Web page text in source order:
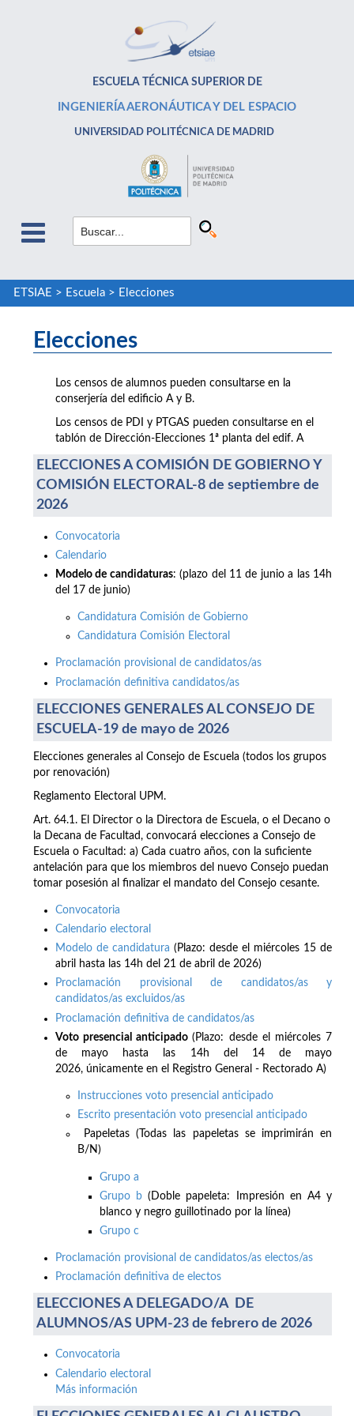
ESCUELA TÉCNICA SUPERIOR DE
INGENIERÍA AERONÁUTICA Y DEL ESPACIO
UNIVERSIDAD POLITÉCNICA DE MADRID
ETSIAE > Escuela> Elecciones
Elecciones
Los censos de alumnos pueden consultarse en la
conserjería del edificio A y B.
Los censos de PDI y PTGAS pueden consultarse en el
tablón de Dirección-Elecciones 1ª planta del edif. A
ELECCIONES A COMISIÓN DE GOBIERNO Y
COMISIÓN ELECTORAL-8 de septiembre de
2026
Convocatoria
Calendario
Modelo de candidaturas: (plazo del 11 de junio a las 14h
del 17 de junio)
Candidatura Comisión de Gobierno
Candidatura Comisión Electoral
Proclamación provisional de candidatos/as
Proclamación definitiva candidatos/as
ELECCIONES GENERALES AL CONSEJO DE
ESCUELA-19 de mayo de 2026
Elecciones generales al Consejo de Escuela (todos los grupos
por renovación)
Reglamento Electoral UPM.
Art. 64.1. El Director o la Directora de Escuela, o el Decano o
la Decana de Facultad, convocará elecciones a Consejo de
Escuela o Facultad: a) Cada cuatro años, con la suficiente
antelación para que los miembros del nuevo Consejo puedan
tomar posesión al finalizar el mandato del Consejo cesante.
Convocatoria
Calendario electoral
Modelo de candidatura (Plazo: desde el miércoles 15 de
abril hasta las 14h del 21 de abril de 2026)
Proclamación provisional de candidatos/as y
candidatos/as excluidos/as
Proclamación definitiva de candidatos/as
Voto presencial anticipado(Plazo: desde el miércoles 7
de mayo hasta las 14h del 14 de mayo
2026, únicamente en el Registro General - Rectorado A)
Instrucciones voto presencial anticipado
Escrito presentación voto presencial anticipado
Papeletas (Todas las papeletas se imprimirán en
B/N)
Grupo a
Grupo b (Doble papeleta: Impresión en A4 y
blanco y negro guillotinado por la línea)
Grupo c
Proclamación provisional de candidatos/as electos/as
Proclamación definitiva de electos
ELECCIONES A DELEGADO/A DE
ALUMNOS/AS UPM-23 de febrero de 2026
Convocatoria
Calendario electoral
Más información